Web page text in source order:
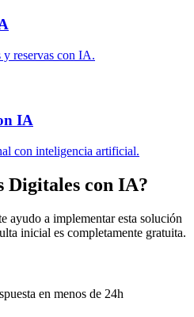
y reservas con IA.
IA
con inteligencia artificial.
Digitales con IA?
ayudo a implementar esta solución
inicial es completamente gratuita.
en menos de 24h